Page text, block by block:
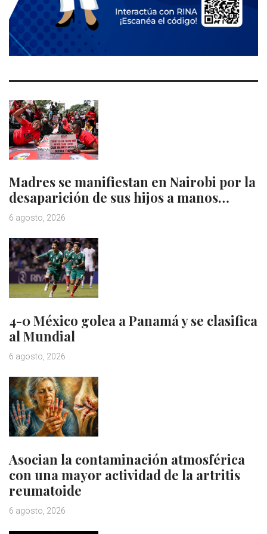
Madres se manifiestan en Nairobi por la
desaparición de sus hijos a manos…
6 agosto, 2026
4-0 México golea a Panamá y se clasifica
al Mundial
6 agosto, 2026
Asocian la contaminación atmosférica
con una mayor actividad de la artritis
reumatoide
6 agosto, 2026